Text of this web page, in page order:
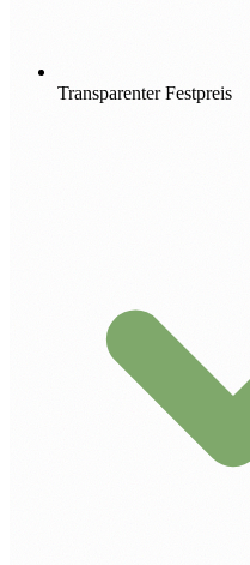
Transparenter Festpreis